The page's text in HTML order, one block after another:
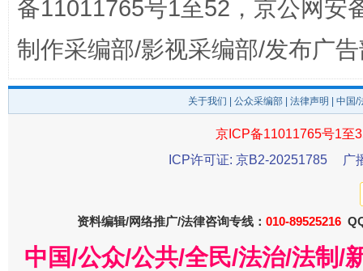
备11011765号1至52，京公网安
制作采编部/影视采编部/发布广
关于我们 公众采编部 法律声明 | 中国
京ICP备11011765号1至
ICP许可证: 京B2-20251785
广
资料编辑/网络推广/法律咨询专线： 010-89525216
中国/公众/公共/全民/法治/法制/